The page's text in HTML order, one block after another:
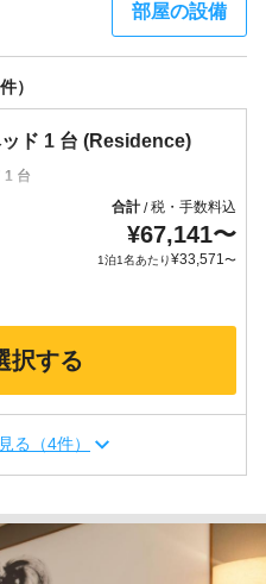
部屋の設備
）
ド 1 台 (Residence)
1 台
合計/税・手数料込
¥67,141〜
1泊1名あたり¥33,571〜
択する
る（4件）